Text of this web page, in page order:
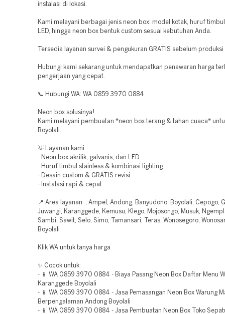
instalasi di lokasi.
Kami melayani berbagai jenis neon box: model kotak, huruf
LED, hingga neon box bentuk custom sesuai kebutuhan Anda.
Tersedia layanan survei & pengukuran GRATIS sebelum
Hubungi kami sekarang untuk mendapatkan penawaran harga
pengerjaan yang cepat.
📞 Hubungi WA: WA 0859 3970 0884
Neon box solusinya!
Kami melayani pembuatan *neon box terang & tahan cuaca*
Boyolali.
💡 Layanan kami:
- Neon box akrilik, galvanis, dan LED
- Huruf timbul stainless & kombinasi lighting
- Desain custom & GRATIS revisi
- Instalasi rapi & cepat
📍 Area layanan: , Ampel, Andong, Banyudono, Boyolali, Cepogo,
Juwangi, Karanggede, Kemusu, Klego, Mojosongo, Musuk,
Sambi, Sawit, Selo, Simo, Tamansari, Teras, Wonosegoro,
Boyolali
Klik WA untuk tanya harga
✨ Cocok untuk:
- 📱 WA 0859 3970 0884 - Biaya Pasang Neon Box Daftar Menu
Karanggede Boyolali
- 📱 WA 0859 3970 0884 - Jasa Pemasangan Neon Box Warung
Berpengalaman Andong Boyolali
- 📱 WA 0859 3970 0884 - Jasa Pembuatan Neon Box Toko